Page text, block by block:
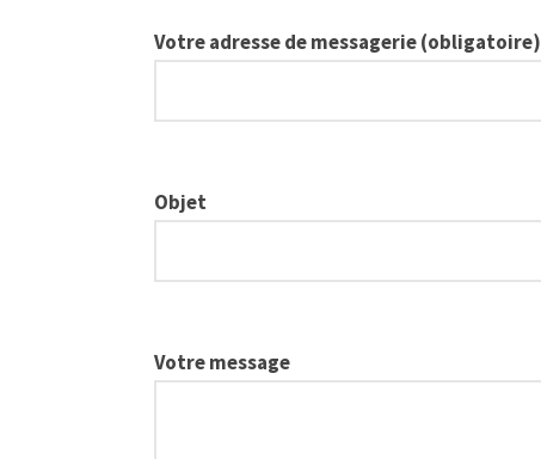
Votre adresse de messagerie (obligatoire)
Objet
Votre message